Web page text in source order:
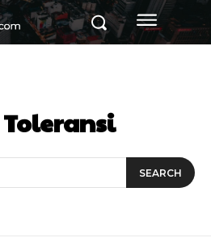
Toleransi
SEARCH